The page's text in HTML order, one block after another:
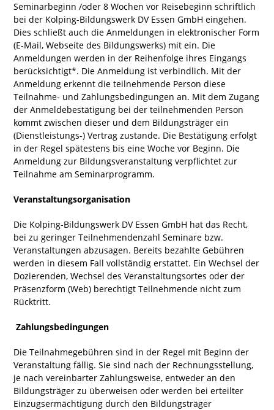
Seminarbeginn /oder 8 Wochen vor Reisebeginn schriftlich
bei der Kolping-Bildungswerk DV Essen GmbH eingehen.
Dies schließt auch die Anmeldungen in elektronischer Form
(E-Mail, Webseite des Bildungswerks) mit ein. Die
Anmeldungen werden in der Reihenfolge ihres Eingangs
berücksichtigt*. Die Anmeldung ist verbindlich. Mit der
Anmeldung erkennt die teilnehmende Person diese
Teilnahme- und Zahlungsbedingungen an. Mit dem Zugang
der Anmeldebestätigung bei der teilnehmenden Person
kommt zwischen dieser und dem Bildungsträger ein
(Dienstleistungs-) Vertrag zustande. Die Bestätigung erfolgt
in der Regel spätestens bis eine Woche vor Beginn. Die
Anmeldung zur Bildungsveranstaltung verpflichtet zur
Teilnahme am Seminarprogramm.
Veranstaltungsorganisation
Die Kolping-Bildungswerk DV Essen GmbH hat das Recht,
bei zu geringer Teilnehmendenzahl Seminare bzw.
Veranstaltungen abzusagen. Bereits bezahlte Gebühren
werden in diesem Fall vollständig erstattet. Ein Wechsel der
Dozierenden, Wechsel des Veranstaltungsortes oder der
Präsenzform (Web) berechtigt Teilnehmende nicht zum
Rücktritt.
Zahlungsbedingungen
Die Teilnahmegebühren sind in der Regel mit Beginn der
Veranstaltung fällig. Sie sind nach der Rechnungsstellung,
je nach vereinbarter Zahlungsweise, entweder an den
Bildungsträger zu überweisen oder werden bei erteilter
Einzugsermächtigung durch den Bildungsträger